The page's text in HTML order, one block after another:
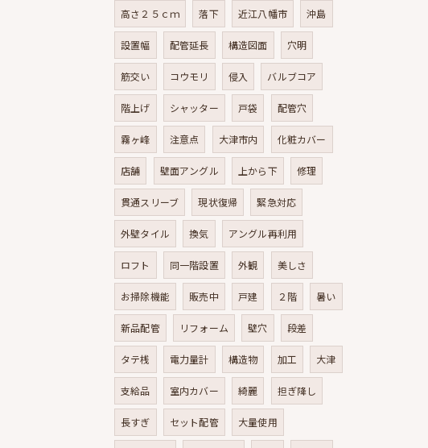
高さ２５ｃｍ 落下 近江八幡市 沖島
設置幅 配管延長 構造図面 穴明
筋交い コウモリ 侵入 バルブコア
階上げ シャッター 戸袋 配管穴
霧ヶ峰 注意点 大津市内 化粧カバー
店舗 壁面アングル 上から下 修理
貫通スリーブ 現状復帰 緊急対応
外壁タイル 換気 アングル再利用
ロフト 同一階設置 外観 美しさ
お掃除機能 販売中 戸建 ２階 暑い
新品配管 リフォーム 壁穴 段差
タテ桟 電力量計 構造物 加工 大津
支給品 室内カバー 綺麗 担ぎ降し
長すぎ セット配管 大量使用